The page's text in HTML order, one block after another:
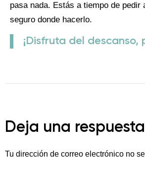
pasa nada. Estás a tiempo de
seguro donde hacerlo.
¡Disfruta del
Deja una respuesta
Tu dirección de correo electrónico no